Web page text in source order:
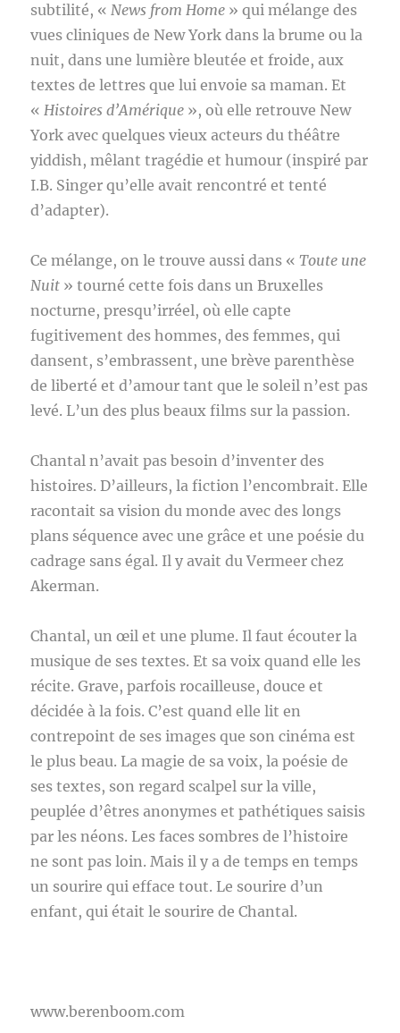
subtilité, «News from Home » qui mélange des
vues cliniques de New York dans la brume ou la
nuit, dans une lumière bleutée et froide, aux
textes de lettres que lui envoie sa maman. Et
«Histoires d’Amérique », où elle retrouve New
York avec quelques vieux acteurs du théâtre
yiddish, mêlant tragédie et humour (inspiré par
I.B. Singer qu’elle avait rencontré et tenté
d’adapter).
Ce mélange, on le trouve aussi dans «Toute une
Nuit » tourné cette fois dans un Bruxelles
nocturne, presqu’irréel, où elle capte
fugitivement des hommes, des femmes, qui
dansent, s’embrassent, une brève parenthèse
de liberté et d’amour tant que le soleil n’est pas
levé. L’un des plus beaux films sur la passion.
Chantal n’avait pas besoin d’inventer des
histoires. D’ailleurs, la fiction l’encombrait. Elle
racontait sa vision du monde avec des longs
plans séquence avec une grâce et une poésie du
cadrage sans égal. Il y avait du Vermeer chez
Akerman.
Chantal, un œil et une plume. Il faut écouter la
musique de ses textes. Et sa voix quand elle les
récite. Grave, parfois rocailleuse, douce et
décidée à la fois. C’est quand elle lit en
contrepoint de ses images que son cinéma est
le plus beau. La magie de sa voix, la poésie de
ses textes, son regard scalpel sur la ville,
peuplée d’êtres anonymes et pathétiques saisis
par les néons. Les faces sombres de l’histoire
ne sont pas loin. Mais il y a de temps en temps
un sourire qui efface tout. Le sourire d’un
enfant, qui était le sourire de Chantal.
www.berenboom.com